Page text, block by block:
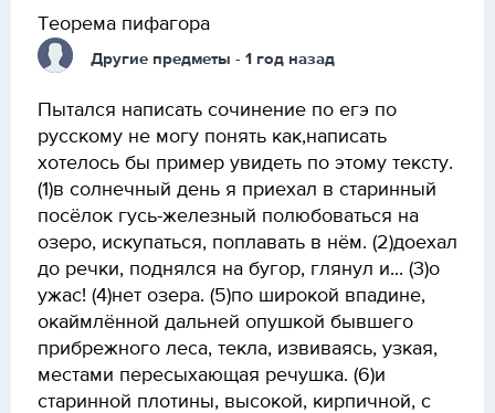
Теорема пифагора
Другие предметы - 1 год назад
Пытался написать сочинение по егэ по
русскому не могу понять как,написать
хотелось бы пример увидеть по этому тексту.
(1)в солнечный день я приехал в старинный
посёлок гусь-железный полюбоваться на
озеро, искупаться, поплавать в нём. (2)доехал
до речки, поднялся на бугор, глянул и... (3)о
ужас! (4)нет озера. (5)по широкой впадине,
окаймлённой дальней опушкой бывшего
прибрежного леса, текла, извиваясь, узкая,
местами пересыхающая речушка. (6)и
старинной плотины, высокой, кирпичной, с